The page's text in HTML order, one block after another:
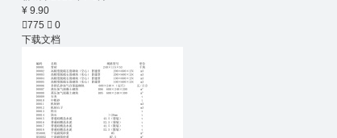
¥ 9.90
775  0
下载文档